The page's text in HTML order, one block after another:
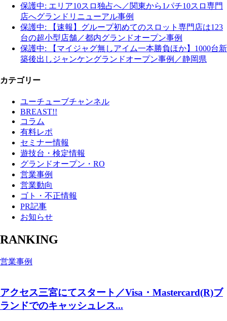
保護中: エリア10スロ独占へ／関東から1パチ10スロ専門
店へグランドリニューアル事例
保護中: 【速報】グループ初めてのスロット専門店は123
台の超小型店舗／都内グランドオープン事例
保護中: 【マイジャグ無しアイム一本勝負ほか】1000台新
築後出しジャンケングランドオープン事例／静岡県
カテゴリー
ユーチューブチャンネル
BREAST!!
コラム
有料レポ
セミナー情報
遊技台・検定情報
グランドオープン・RO
営業事例
営業動向
ゴト・不正情報
PR記事
お知らせ
RANKING
営業事例
アクセス三宮にてスタート／Visa・Mastercard(R)ブ
ランドでのキャッシュレス...